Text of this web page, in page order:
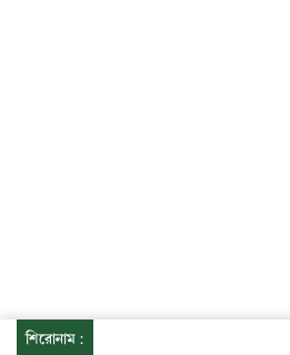
শিরোনাম: